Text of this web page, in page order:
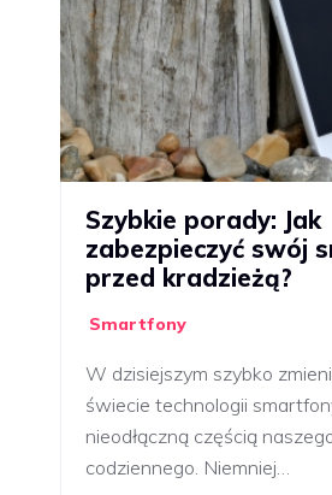
Szybkie porady: Jak
zabezpieczyć swój
przed kradzieżą?
Smartfony
W dzisiejszym szybko
świecie technologii
nieodłączną częścią
codziennego. Niemniej…